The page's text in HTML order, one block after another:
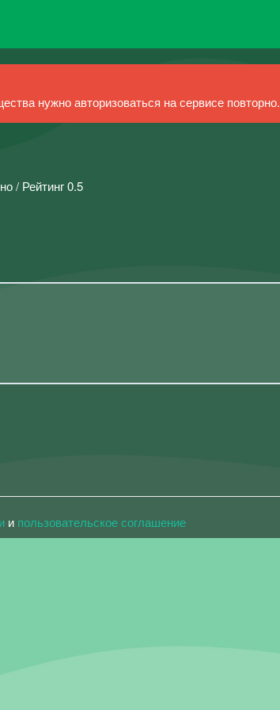
нужно авторизоваться на сервисе повторно.
/ Рейтинг 0.5
и пользовательское соглашение